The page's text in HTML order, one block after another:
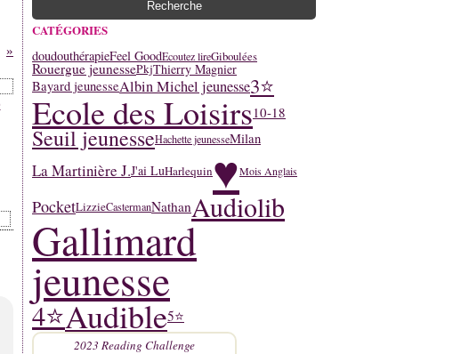
CATÉGORIES
doudouthérapieFeel GoodEcoutez lireGiboulées
Rouergue jeunessePkjThierry Magnier
Bayard jeunesseAlbin Michel jeunesse3⭐
Ecole des Loisirs10-18
Seuil jeunesseHachette jeunesseMilan
La Martinière J.J'ai LuHarlequin♥Mois Anglais
PocketLizzieCastermanNathanAudiolib
Gallimard
jeunesse
4⭐Audible5⭐
2023 Reading Challenge